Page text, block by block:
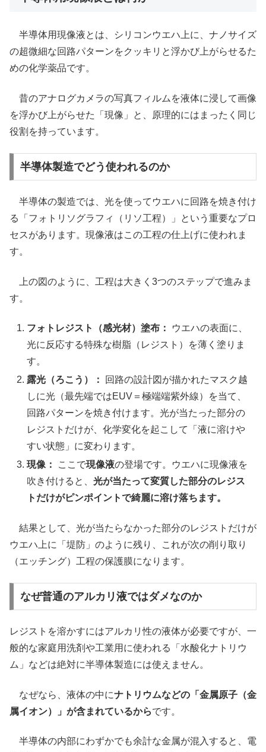
半導体用現像液とは、シリコンウエハ上に、ナノサイズ
の超微細な回路パターンをクッキリと浮かび上がらせるた
めの化学薬品です。
昔のアナログカメラの写真フィルムを液体に浸して画像
を浮かび上がらせた「現像」と、原理的にはまったく同じ
役割を持っています。
半導体製造でどう使われるのか
半導体の製造では、光を使ってウエハに回路を焼き付け
る「フォトリソグラフィ（リソ工程）」という重要なプロ
セスがあります。現像液はこの工程の仕上げに使われま
す。
上の図のように、工程は大きく3つのステップで進みま
す。
フォトレジスト（感光材）塗布：
ウエハの表面に、
光に反応する特殊な樹脂（レジスト）を薄く塗りま
す。
露光（ろこう）：
回路の設計図が描かれたマスク越
しに光（最先端ではEUV＝極端端紫外線）を当て、
回路パターンを焼き付けます。光が当たった部分の
レジストだけが、化学変化を起こして「液に溶けや
すい状態」に変わります。
現像：
ここで現像液の登場です。ウエハに現像液を
吹き付けると、光が当たって変質した部分のレジス
トだけがピンポイントで綺麗に溶け落ちます。
結果として、光が当たらなかった部分のレジストだけが
ウエハ上に「堤防」のように残り、これが次の削り取り
（エッチング）工程の保護膜になります。
なぜ普通のアルカリ液ではダメなのか
レジストを溶かすにはアルカリ性の液体が必要ですが、一
般的な家庭用洗剤や工業用に使われる「水酸化ナトリウ
ム」などは絶対に半導体製造には使えません。
なぜなら、液体の中にナトリウムなどの「金属原子（金
属イオン）」が含まれているからです。
半導体の内部にわずかでも余計な金属が混入すると、電